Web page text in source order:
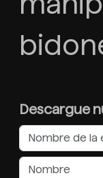
Descargue